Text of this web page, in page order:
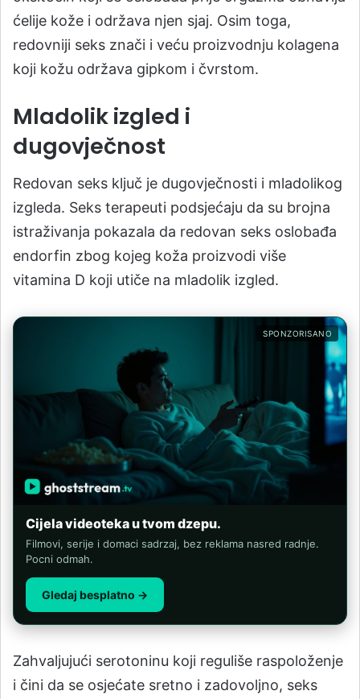
ćelije kože i održava njen sjaj. Osim toga,
redovniji seks znači i veću proizvodnju kolagena
koji kožu održava gipkom i čvrstom.
Mladolik izgled i
dugovječnost
Redovan seks ključ je dugovječnosti i mladolikog
izgleda. Seks terapeuti podsjećaju da su brojna
istraživanja pokazala da redovan seks oslobađa
endorfin zbog kojeg koža proizvodi više
vitamina D koji utiče na mladolik izgled.
SPONZORISANO
Cijela videoteka u tvom dzepu.
Filmovi, serije i domaci sadrzaj, bez reklama nasred radnje.
Pocni odmah.
Gledaj besplatno →
Zahvaljujući serotoninu koji reguliše raspoloženje
i čini da se osjećate sretno i zadovoljno, seks